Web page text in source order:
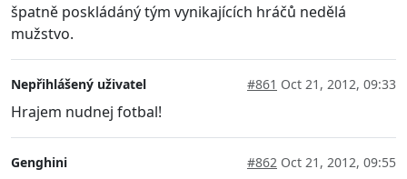
špatně poskládáný tým vynikajících hráčů nedělá
mužstvo.
Nepřihlášený uživatel #861 Oct 21, 2012, 09:33
Hrajem nudnej fotbal!
Genghini #862 Oct 21, 2012, 09:55